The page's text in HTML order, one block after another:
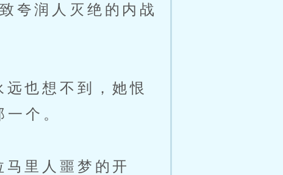
夸润人灭绝的内战
也想不到，她恨
个。
里人噩梦的开